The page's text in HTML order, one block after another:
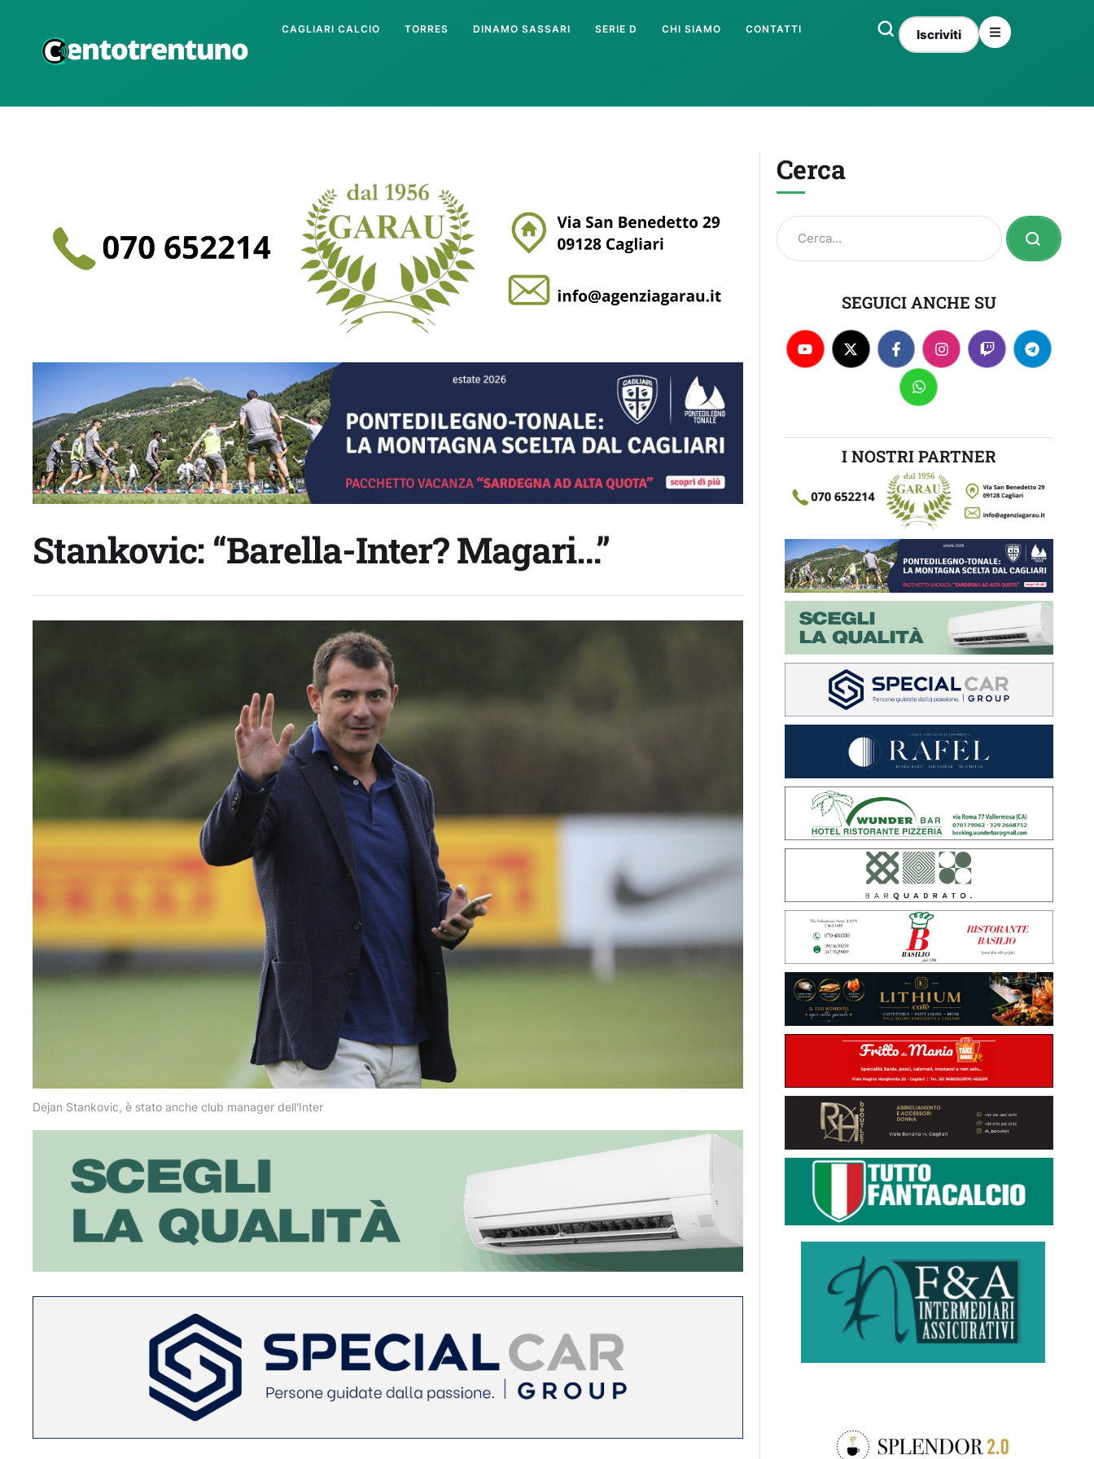
CAGLIARI CALCIO TORRES DINAMO SASSARI SERIE D CHI SIAMO CONTATTI Iscriviti
Stankovic: “Barella-Inter? Magari…”
Dejan Stankovic, è stato anche club manager dell'Inter
Cerca
SEGUICI ANCHE SU
I NOSTRI PARTNER